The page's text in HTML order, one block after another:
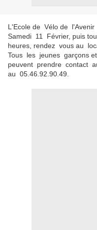
L'Ecole de Vélo de
Samedi 11 Février, puis
heures, rendez vous au
Tous les jeunes garçons
peuvent prendre contact
au 05.46.92.90.49.